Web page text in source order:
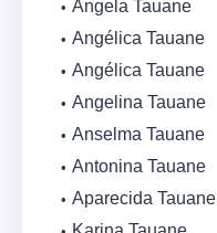
Ângela Tauane
Angélica Tauane
Angélica Tauane
Angelina Tauane
Anselma Tauane
Antonina Tauane
Aparecida Tauane